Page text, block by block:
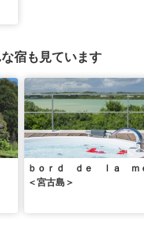
宿も見ています
ｂｏｒｄ ｄｅ ｌａ ｍ
＜宮古島＞